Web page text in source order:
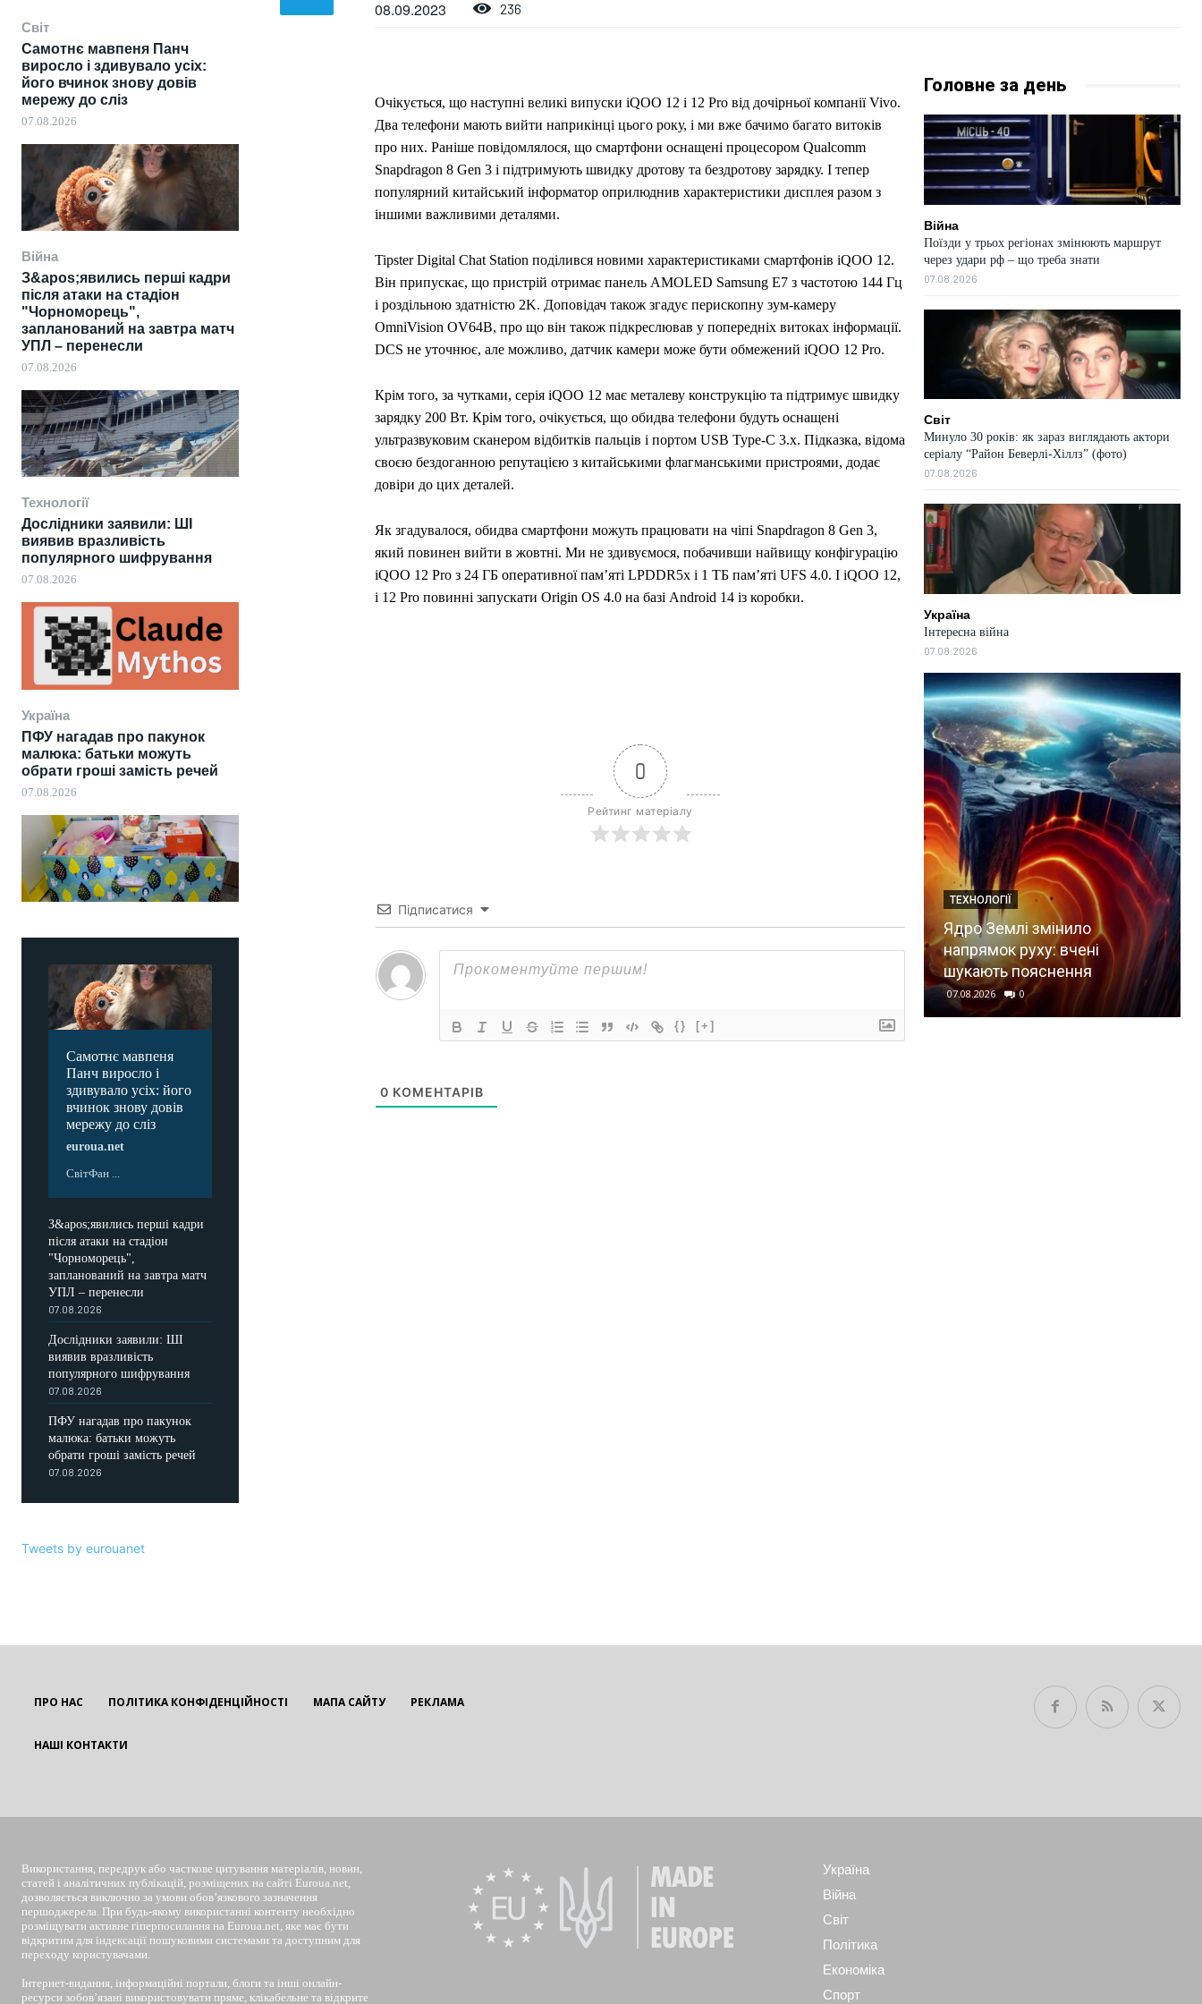
Світ
Самотнє мавпеня Панч
виросло і здивувало усіх:
його вчинок знову довів
мережу до сліз
07.08.2026
Війна
З&apos;явились перші кадри
після атаки на стадіон
"Чорноморець",
запланований на завтра матч
УПЛ – перенесли
07.08.2026
Технології
Дослідники заявили: ШІ
виявив вразливість
популярного шифрування
07.08.2026
Україна
ПФУ нагадав про пакунок
малюка: батьки можуть
обрати гроші замість речей
07.08.2026
Самотнє мавпеня
Панч виросло і
здивувало усіх: його
вчинок знову довів
мережу до сліз
euroua.net
СвітФан ...
З&apos;явились перші кадри
після атаки на стадіон
"Чорноморець",
запланований на завтра матч
УПЛ – перенесли
07.08.2026
Дослідники заявили: ШІ
виявив вразливість
популярного шифрування
07.08.2026
ПФУ нагадав про пакунок
малюка: батьки можуть
обрати гроші замість речей
07.08.2026
Tweets by eurouanet
08.09.2023 236
Очікується, що наступні великі випуски iQOO 12 і 12 Pro від дочірньої компанії Vivo.
Два телефони мають вийти наприкінці цього року, і ми вже бачимо багато витоків
про них. Раніше повідомлялося, що смартфони оснащені процесором Qualcomm
Snapdragon 8 Gen 3 і підтримують швидку дротову та бездротову зарядку. І тепер
популярний китайський інформатор оприлюднив характеристики дисплея разом з
іншими важливими деталями.
Tipster Digital Chat Station поділився новими характеристиками смартфонів iQOO 12.
Він припускає, що пристрій отримає панель AMOLED Samsung E7 з частотою 144 Гц
і роздільною здатністю 2K. Доповідач також згадує перископну зум-камеру
OmniVision OV64B, про що він також підкреслював у попередніх витоках інформації.
DCS не уточнює, але можливо, датчик камери може бути обмежений iQOO 12 Pro.
Крім того, за чутками, серія iQOO 12 має металеву конструкцію та підтримує швидку
зарядку 200 Вт. Крім того, очікується, що обидва телефони будуть оснащені
ультразвуковим сканером відбитків пальців і портом USB Type-C 3.x. Підказка, відома
своєю бездоганною репутацією з китайськими флагманськими пристроями, додає
довіри до цих деталей.
Як згадувалося, обидва смартфони можуть працювати на чіпі Snapdragon 8 Gen 3,
який повинен вийти в жовтні. Ми не здивуємося, побачивши найвищу конфігурацію
iQOO 12 Pro з 24 ГБ оперативної пам’яті LPDDR5x і 1 ТБ пам’яті UFS 4.0. І iQOO 12,
і 12 Pro повинні запускати Origin OS 4.0 на базі Android 14 із коробки.
0
Рейтинг матеріалу
Підписатися
{} [+]
0 КОМЕНТАРІВ
Головне за день
Війна
Поїзди у трьох регіонах змінюють маршрут
через удари рф – що треба знати
07.08.2026
Світ
Минуло 30 років: як зараз виглядають актори
серіалу “Район Беверлі-Хіллз” (фото)
07.08.2026
Україна
Інтересна війна
07.08.2026
ТЕХНОЛОГІЇ
Ядро Землі змінило
напрямок руху: вчені
шукають пояснення
07.08.2026 0
ПРО НАС ПОЛІТИКА КОНФІДЕНЦІЙНОСТІ МАПА САЙТУ РЕКЛАМА
НАШІ КОНТАКТИ
Використання, передрук або часткове цитування матеріалів, новин,
статей і аналітичних публікацій, розміщених на сайті Euroua.net,
дозволяється виключно за умови обов’язкового зазначення
першоджерела. При будь-якому використанні контенту необхідно
розміщувати активне гіперпосилання на Euroua.net, яке має бути
відкритим для індексації пошуковими системами та доступним для
переходу користувачами.
Інтернет-видання, інформаційні портали, блоги та інші онлайн-
ресурси зобов’язані використовувати пряме, клікабельне та відкрите
Україна
Війна
Світ
Політика
Економіка
Спорт